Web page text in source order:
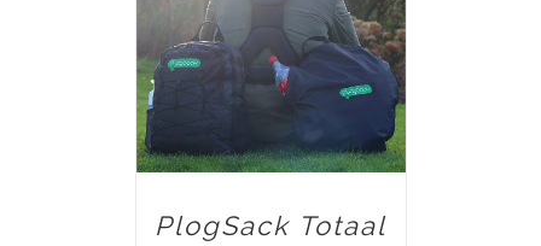
OPTIES SELECTEREN
/
DETAILS
PlogSack Totaal